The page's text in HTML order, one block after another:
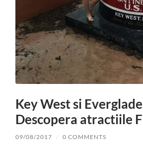
Key West si
Descopera atractiile
09/08/2017 / 0 COMMENTS